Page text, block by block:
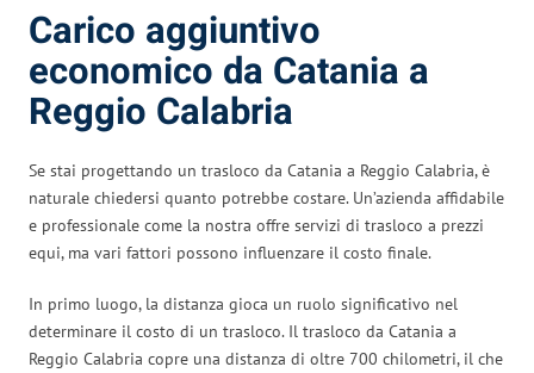
Carico aggiuntivo
economico da Catania a
Reggio Calabria
Se stai progettando un trasloco da Catania a Reggio Calabria, è
naturale chiedersi quanto potrebbe costare. Un’azienda affidabile
e professionale come la nostra offre servizi di trasloco a prezzi
equi, ma vari fattori possono influenzare il costo finale.
In primo luogo, la distanza gioca un ruolo significativo nel
determinare il costo di un trasloco. Il trasloco da Catania a
Reggio Calabria copre una distanza di oltre 700 chilometri, il che